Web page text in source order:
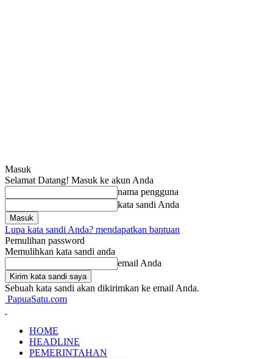
Masuk
Selamat Datang! Masuk ke akun Anda
nama pengguna
kata sandi Anda
Lupa kata sandi Anda? mendapatkan bantuan
Pemulihan password
Memulihkan kata sandi anda
email Anda
Sebuah kata sandi akan dikirimkan ke email Anda.
PapuaSatu.com
HOME
HEADLINE
PEMERINTAHAN